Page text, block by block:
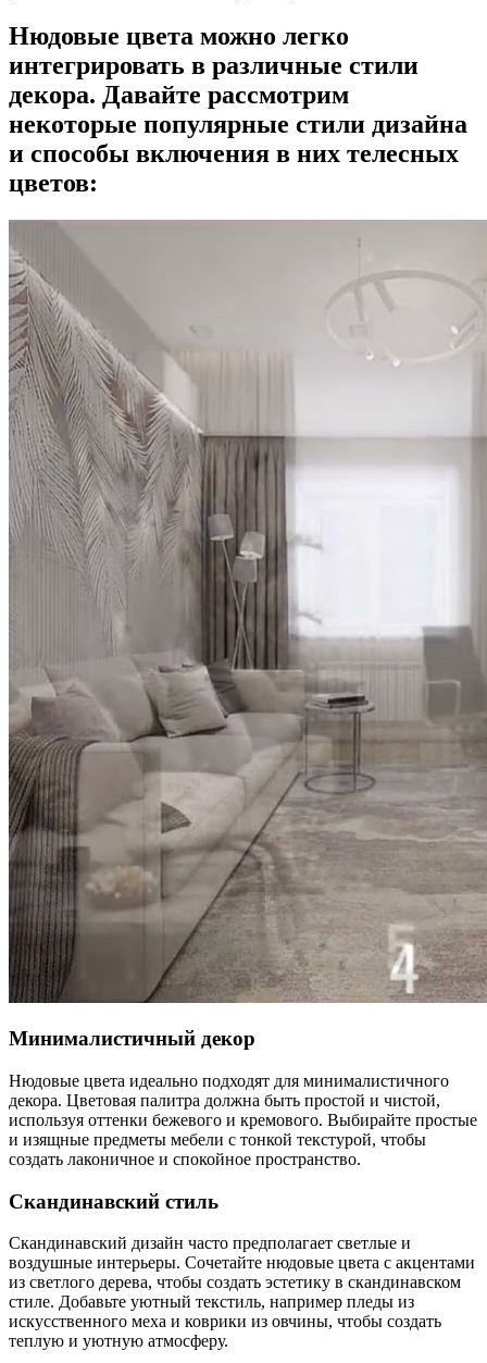
Нюдовые цвета можно легко
интегрировать в различные стили
декора. Давайте рассмотрим
некоторые популярные стили дизайна
и способы включения в них телесных
цветов:
Минималистичный декор
Нюдовые цвета идеально подходят для минималистичного
декора. Цветовая палитра должна быть простой и чистой,
используя оттенки бежевого и кремового. Выбирайте простые
и изящные предметы мебели с тонкой текстурой, чтобы
создать лаконичное и спокойное пространство.
Скандинавский стиль
Скандинавский дизайн часто предполагает светлые и
воздушные интерьеры. Сочетайте нюдовые цвета с акцентами
из светлого дерева, чтобы создать эстетику в скандинавском
стиле. Добавьте уютный текстиль, например пледы из
искусственного меха и коврики из овчины, чтобы создать
теплую и уютную атмосферу.